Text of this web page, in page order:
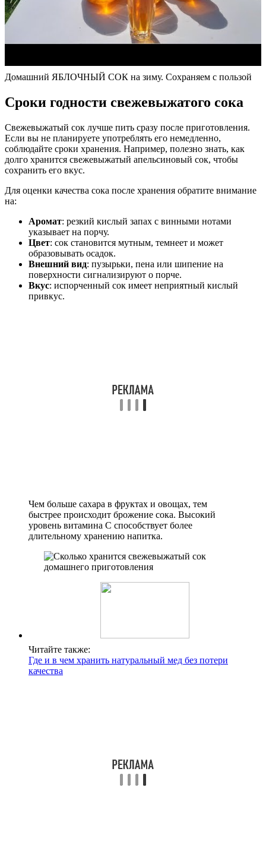
Домашний ЯБЛОЧНЫЙ СОК на зиму. Сохраняем с пользой
Сроки годности свежевыжатого сока
Свежевыжатый сок лучше пить сразу после приготовления.
Если вы не планируете употреблять его немедленно,
соблюдайте сроки хранения. Например, полезно знать, как
долго хранится свежевыжатый апельсиновый сок, чтобы
сохранить его вкус.
Для оценки качества сока после хранения обратите внимание
на:
Аромат: резкий кислый запах с винными нотами
указывает на порчу.
Цвет: сок становится мутным, темнеет и может
образовывать осадок.
Внешний вид: пузырьки, пена или шипение на
поверхности сигнализируют о порче.
Вкус: испорченный сок имеет неприятный кислый
привкус.
Чем больше сахара в фруктах и овощах, тем
быстрее происходит брожение сока. Высокий
уровень витамина С способствует более
длительному хранению напитка.
Читайте также:
Где и в чем хранить натуральный мед без потери
качества